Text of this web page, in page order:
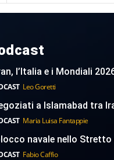
l’Italia e i Mondiali
Leo Goretti
a Islamabad tra
Maria Luisa Fantappie
navale nello Stretto
Fabio Caffio